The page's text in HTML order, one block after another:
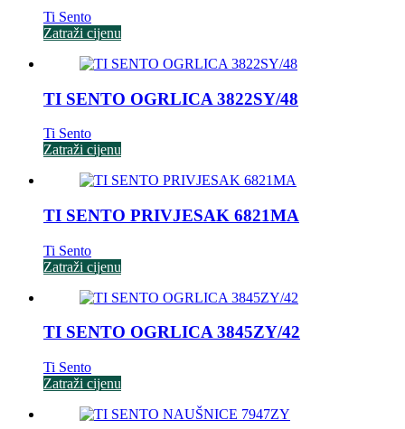
Ti Sento
Zatraži cijenu
TI SENTO OGRLICA 3822SY/48
Ti Sento
Zatraži cijenu
TI SENTO PRIVJESAK 6821MA
Ti Sento
Zatraži cijenu
TI SENTO OGRLICA 3845ZY/42
Ti Sento
Zatraži cijenu